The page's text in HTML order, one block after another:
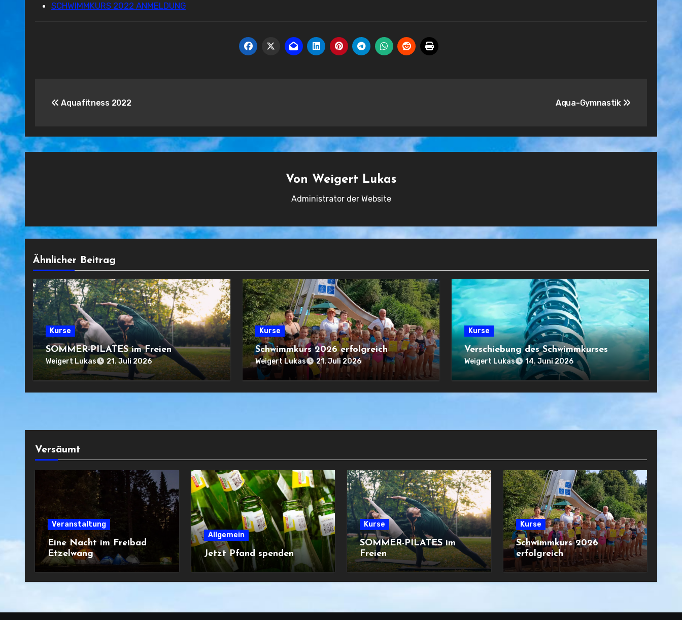
SCHWIMMKURS 2022 ANMELDUNG
Aquafitness 2022 Aqua-Gymnastik
Von Weigert Lukas
Administrator der Website
Ähnlicher Beitrag
Kurse
SOMMER-PILATES im Freien
Weigert Lukas 21. Juli 2026
Kurse
Schwimmkurs 2026 erfolgreich
Weigert Lukas 21. Juli 2026
Kurse
Verschiebung des Schwimmkurses
Weigert Lukas 14. Juni 2026
Versäumt
Veranstaltung
Eine Nacht im Freibad
Etzelwang
Allgemein
Jetzt Pfand spenden
Kurse
SOMMER-PILATES im
Freien
Kurse
Schwimmkurs 2026
erfolgreich